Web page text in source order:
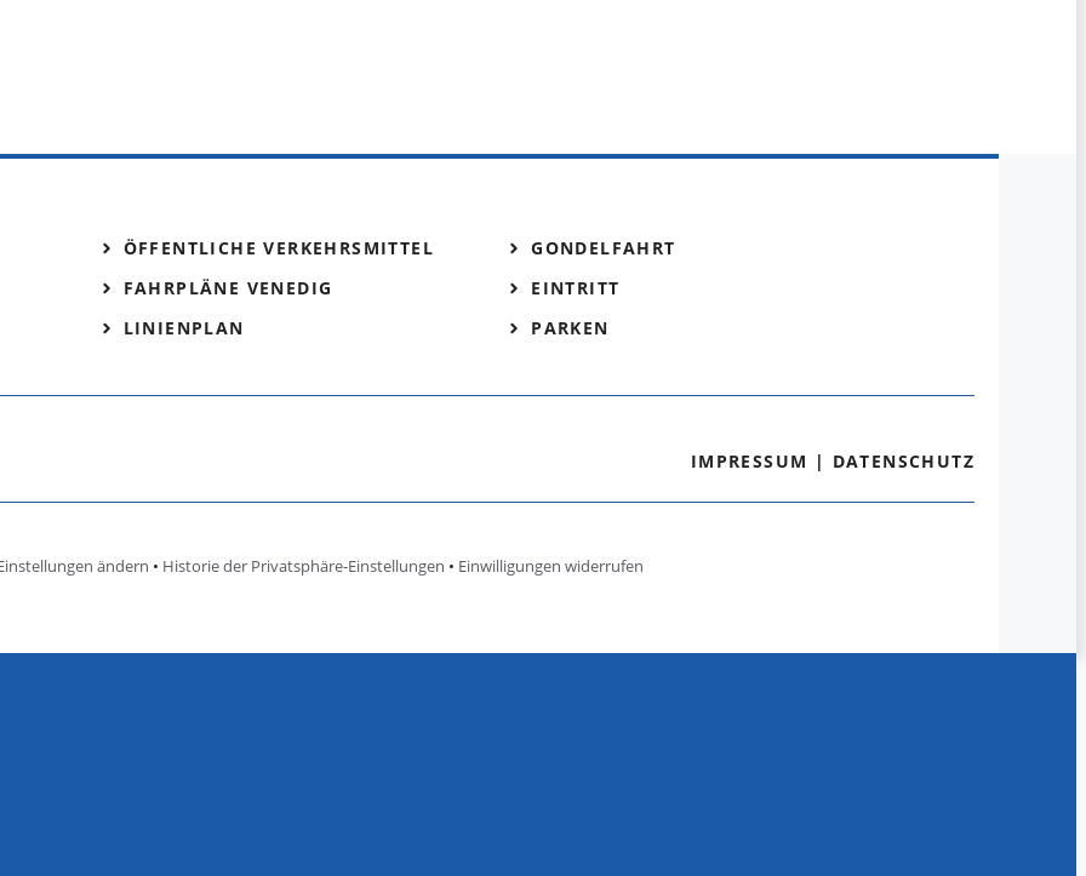
ÖFFENTLICHE VERKEHRSMITTEL
FAHRPLÄNE VENEDIG
LINIENPLAN
GONDELFAHRT
EINTRITT
PARKEN
IMPRESSUM | DATENSCHUTZ
ändern • Historie der Privatsphäre-Einstellungen • Einwilligungen widerrufen